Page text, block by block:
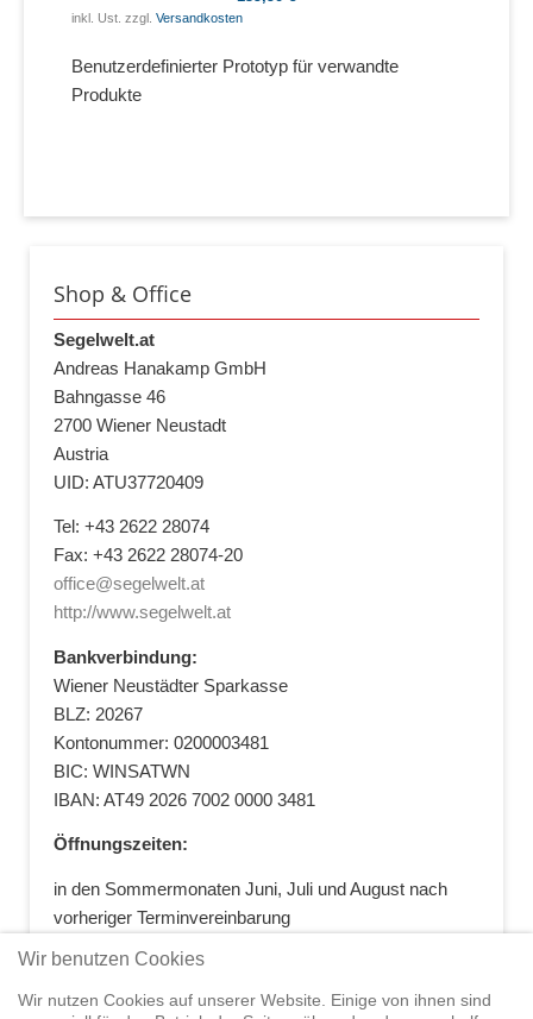
inkl. Ust. zzgl. Versandkosten
Benutzerdefinierter Prototyp für verwandte
Produkte
Shop & Office
Segelwelt.at
Andreas Hanakamp GmbH
Bahngasse 46
2700 Wiener Neustadt
Austria
UID: ATU37720409
Tel: +43 2622 28074
Fax: +43 2622 28074-20
office@segelwelt.at
http://www.segelwelt.at
Bankverbindung:
Wiener Neustädter Sparkasse
BLZ: 20267
Kontonummer: 0200003481
BIC: WINSATWN
IBAN: AT49 2026 7002 0000 3481
Öffnungszeiten:
in den Sommermonaten Juni, Juli und August nach
vorheriger Terminvereinbarung
Wir benutzen Cookies
Wir nutzen Cookies auf unserer Website. Einige von ihnen sind